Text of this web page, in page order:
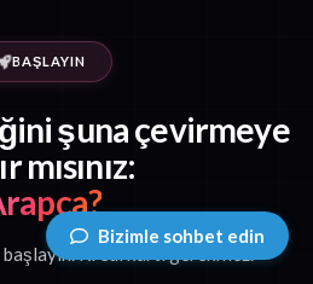
BAŞLAYIN
şuna çevirmeye
mısınız:
Kredi kartı gerekmez.
Bizimle sohbet edin